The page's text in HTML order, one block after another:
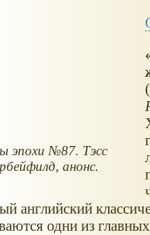
эпохи №87. Тэсс
анонс.
(
английский
одни из